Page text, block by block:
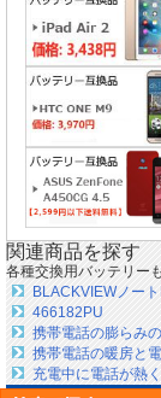
関連商品を探す
各種交換用バッテリー
BLACKVIEWノー
466182PU
携帯電話の膨らみ
携帯電話の暖房と
充電中に電話が熱